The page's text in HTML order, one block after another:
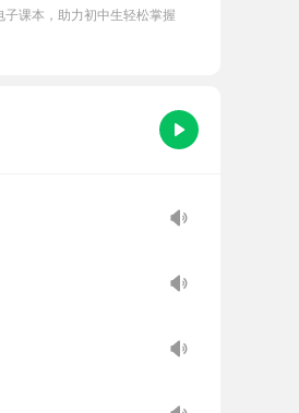
课本，助力初中生轻松掌握